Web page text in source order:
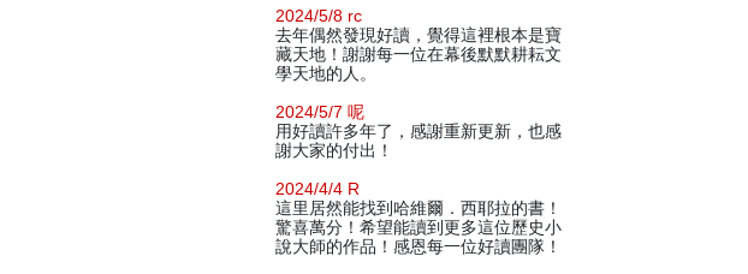
2024/5/8 rc
去年偶然發現好讀，覺得這裡根本是寶
藏天地！謝謝每一位在幕後默默耕耘文
學天地的人。
2024/5/7 呢
用好讀許多年了，感謝重新更新，也感
謝大家的付出！
2024/4/4 R
這里居然能找到哈維爾．西耶拉的書！
驚喜萬分！希望能讀到更多這位歷史小
說大師的作品！感恩每一位好讀團隊！